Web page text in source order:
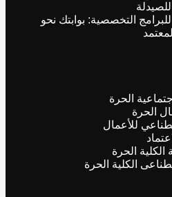
للصيدلة
للبرامج التخصصية: بوابتك نحو
الحرة
الحرة
للأعمال
الحرة
الكلية الحرة